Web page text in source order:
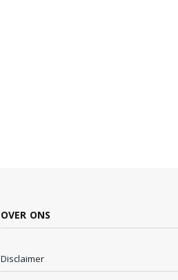
OVER ONS
Disclaimer